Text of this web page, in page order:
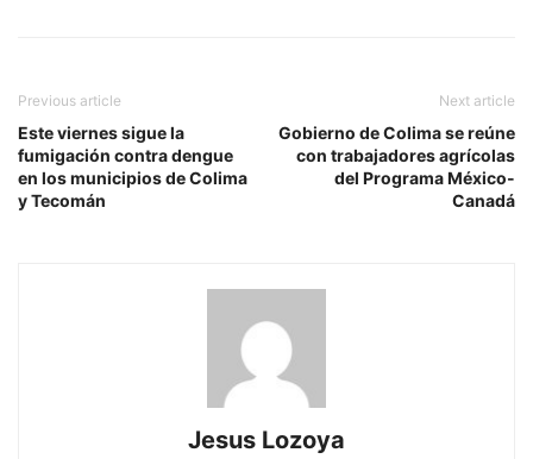
Previous article
Este viernes sigue la
fumigación contra dengue
en los municipios de Colima
y Tecomán
Next article
Gobierno de Colima se reúne
con trabajadores agrícolas
del Programa México-
Canadá
Jesus Lozoya